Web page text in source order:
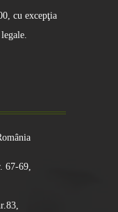
cu excepţia
67-69,